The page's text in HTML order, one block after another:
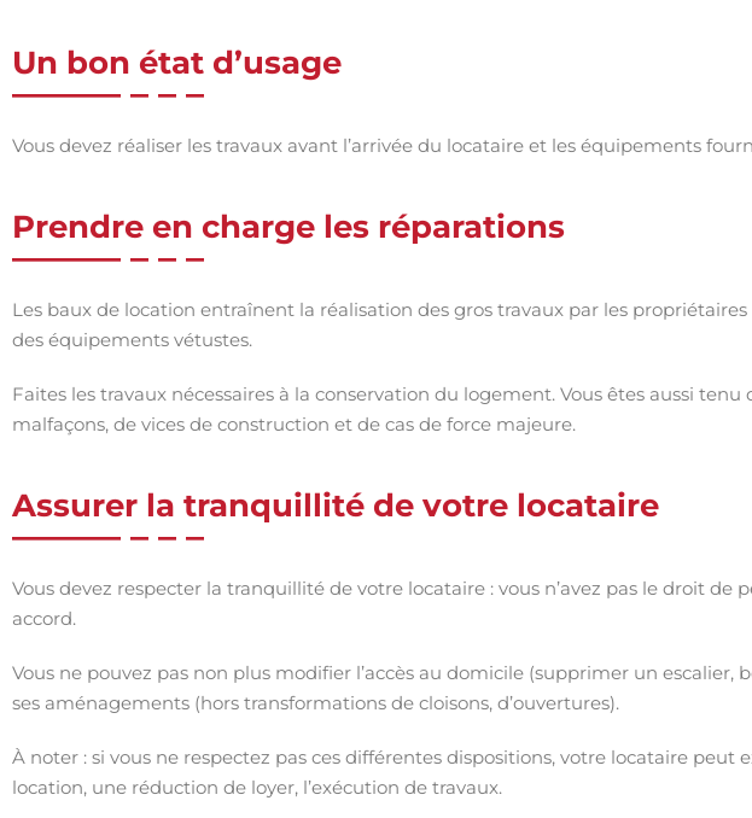
Un bon état d’usage
Vous devez réaliser les travaux avant l’arrivée du locataire et les équipements
Prendre en charge les réparations
Les baux de location entraînent la réalisation des gros travaux par les
des équipements vétustes.
Faites les travaux nécessaires à la conservation du logement. Vous êtes aussi
malfaçons, de vices de construction et de cas de force majeure.
Assurer la tranquillité de votre locataire
Vous devez respecter la tranquillité de votre locataire : vous n’avez pas le droit de
accord.
Vous ne pouvez pas non plus modifier l’accès au domicile (supprimer un escalier,
ses aménagements (hors transformations de cloisons, d’ouvertures).
À noter : si vous ne respectez pas ces différentes dispositions, votre locataire peut
location, une réduction de loyer, l’exécution de travaux.